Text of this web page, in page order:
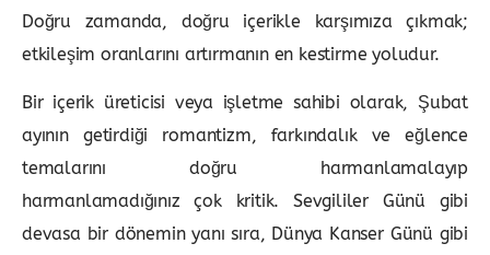
Doğru zamanda, doğru içerikle karşımıza çıkmak;
etkileşim oranlarını artırmanın en kestirme yoludur.
Bir içerik üreticisi veya işletme sahibi olarak, Şubat
ayının getirdiği romantizm, farkındalık ve eğlence
temalarını doğru harmanlamalayıp
harmanlamadığınız çok kritik. Sevgililer Günü gibi
devasa bir dönemin yanı sıra, Dünya Kanser Günü gibi